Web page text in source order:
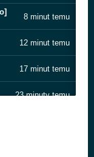
8 minut temu
12 minut temu
17 minut temu
23 minuty temu